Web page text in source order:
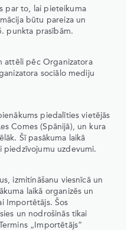
par to, lai pieteikuma
būtu pareiza un
punkta prasībām.
attēli pēc Organizatora
sociālo mediju
piedalīties vietējās
Comes (Spānijā), un kura
Šī pasākuma laikā
piedzīvojumu uzdevumi.
izmitināšanu viesnīcā un
laikā organizēs un
Importētājs. Šos
un nodrošinās tikai
„Importētājs“